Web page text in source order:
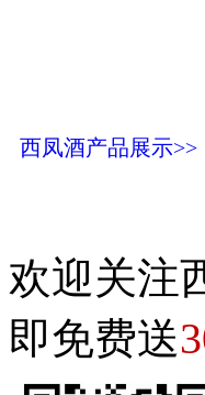
西凤酒产品展示>>
欢迎关注
即免费送